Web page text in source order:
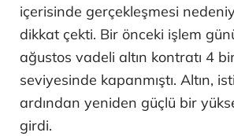
içerisinde gerçekleşmesi
dikkat çekti. Bir önceki işlem
ağustos vadeli altın kontratı 4
seviyesinde kapanmıştı. Altın,
ardından yeniden güçlü bir
girdi.